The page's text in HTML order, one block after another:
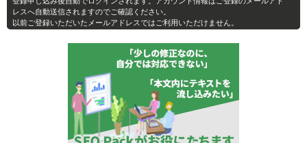
レスへ自動送信されますのでご確認ください。
以前ご登録いただいたメールアドレスではご利用いただけません。